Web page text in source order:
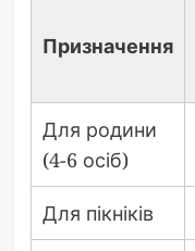
Призначення
Для родини
(4-6 осіб)
Для пікніків